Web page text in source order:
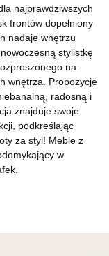
najprawdziwszych
frontów dopełniony
nadaje wnętrzu
stylistkę
na
wnętrza. Propozycje
radosną i
znajduje swoje
podkreślając
za styl! Meble z
w